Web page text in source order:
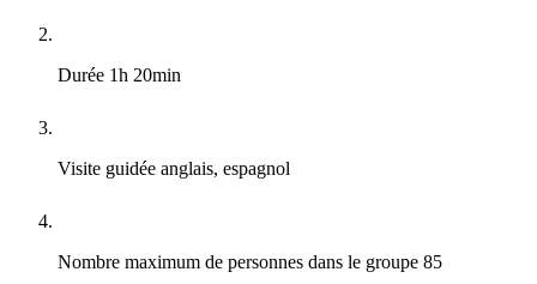
Durée 1h 20min
Visite guidée anglais, espagnol
Nombre maximum de personnes dans le groupe 85